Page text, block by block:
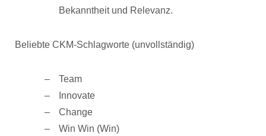
Bekanntheit und Relevanz.
Beliebte CKM-Schlagworte (unvollständig)
Team
Innovate
Change
Win Win (Win)